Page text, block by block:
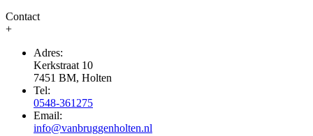
Contact
+
Adres:
Kerkstraat 10
7451 BM, Holten
Tel:
0548-361275
Email:
info@vanbruggenholten.nl